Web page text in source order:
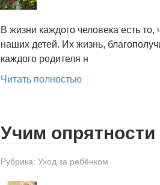
В жизни каждого человека есть
наших детей. Их жизнь,
каждого родителя н
Читать полностью
Учим опрятности
Рубрика: Уход за ребёнком